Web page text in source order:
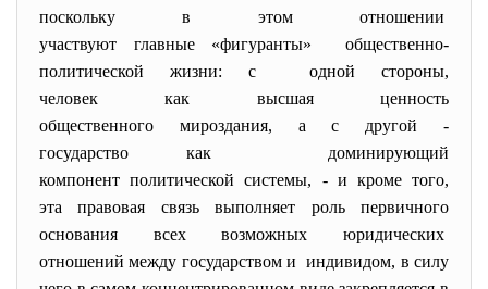
поскольку в этом отношении
участвуют главные «фигуранты» общественно-
политической жизни: с одной стороны,
человек как высшая ценность
общественного мироздания, а с другой -
государство как доминирующий
компонент политической системы, - и кроме того,
эта правовая связь выполняет роль первичного
основания всех возможных юридических
отношений между государством и индивидом, в силу